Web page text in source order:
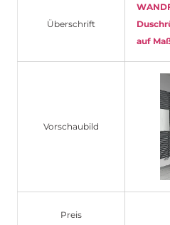
Überschrift
auf
Vorschaubild
Preis